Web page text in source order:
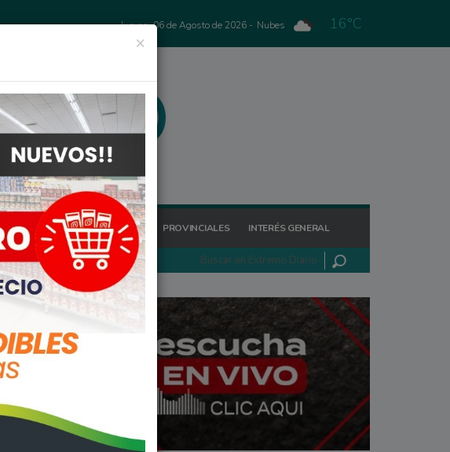
Jueves, 06 de Agosto de 2026 - Nubes 16°C
POLICIALES REGIONALES PROVINCIALES INTERÉS GENERAL
×